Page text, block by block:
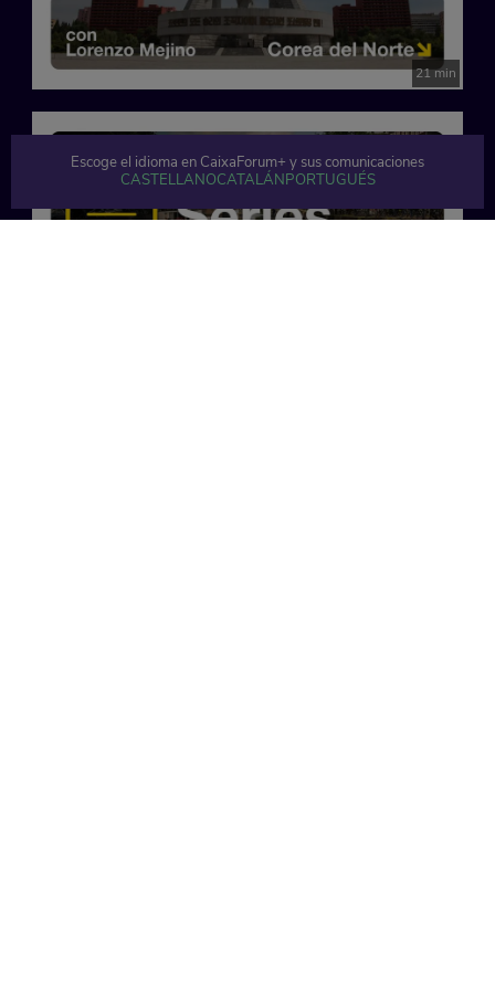
21 min
Escoge el idioma en CaixaForum+ y sus comunicaciones
CASTELLANOCATALÁNPORTUGUÉS